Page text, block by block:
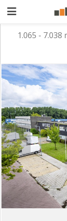
aanbieden
Pand
zoeken
Waarom
adverteren
Premium
adverteren
Blog
Registreren
Login
1.065 - 7.038